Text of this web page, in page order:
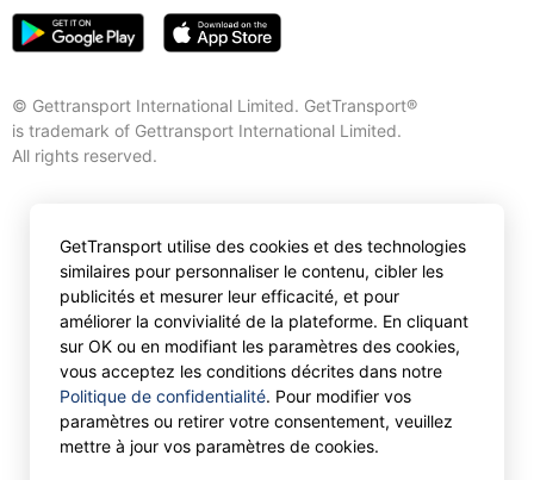
© Gettransport International Limited. GetTransport®
is trademark of Gettransport International Limited.
All rights reserved.
GetTransport utilise des cookies et des technologies
similaires pour personnaliser le contenu, cibler les
publicités et mesurer leur efficacité, et pour
améliorer la convivialité de la plateforme. En cliquant
sur OK ou en modifiant les paramètres des cookies,
vous acceptez les conditions décrites dans notre
Politique de confidentialité. Pour modifier vos
paramètres ou retirer votre consentement, veuillez
mettre à jour vos paramètres de cookies.